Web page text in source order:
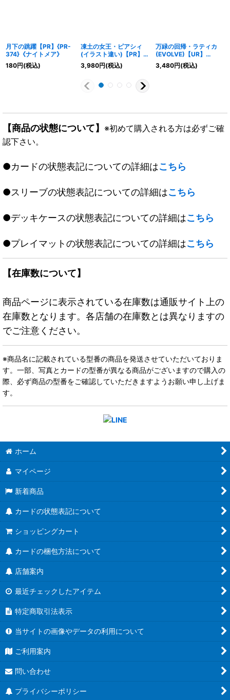
月下の跳躍【PR】{PR-
374}《ナイトメア》
180円(税込)
凍土の女王・ピアシィ
(イラスト違い)【PR】
{PR-394}《エルフ》
3,980円(税込)
万緑の回帰・ラティカ
(EVOLVE)【UR】
{BP17-U02}《エルフ》
3,480円(税込)
【商品の状態について】 ※初めて購入される方は必ずご確
認下さい。
●カードの状態表記についての詳細はこちら
●スリーブの状態表記についての詳細はこちら
●デッキケースの状態表記についての詳細はこちら
●プレイマットの状態表記についての詳細はこちら
【在庫数について】
商品ページに表示されている在庫数は通販サイト上の
在庫数となります。各店舗の在庫数とは異なりますの
でご注意ください。
※商品名に記載されている型番の商品を発送させていただいておりま
す。一部、写真とカードの型番が異なる商品がございますので購入の
際、必ず商品の型番をご確認していただきますようお願い申し上げま
す。
ホーム
マイページ
新着商品
カードの状態表記について
ショッピングカート
カードの梱包方法について
店舗案内
最近チェックしたアイテム
特定商取引法表示
当サイトの画像やデータの利用について
ご利用案内
問い合わせ
プライバシーポリシー